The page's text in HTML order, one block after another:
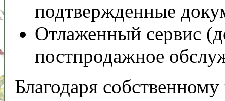
подтвержденные
Отлаженный сервис
постпродажное
Благодаря